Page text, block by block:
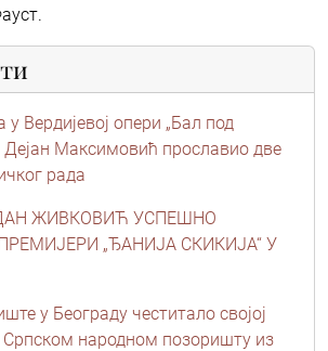
Вердијевој опери „Бал под
Дејан Максимовић прославио две
рада
ЖИВКОВИЋ УСПЕШНО
„ЂАНИЈА СКИКИЈА“ У
у Београду честитало својој
Српском народном позоришту из